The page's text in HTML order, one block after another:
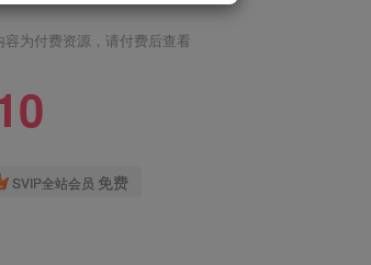
容为付费资源，请付费后查看
SVIP全站会员 免费